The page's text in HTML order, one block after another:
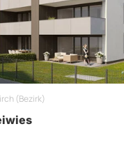
(Bezirk)
Anfrage
vereinbaren